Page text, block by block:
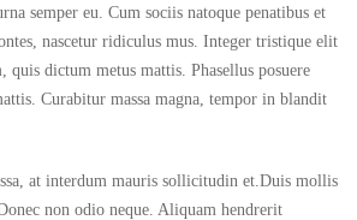
semper eu. Cum sociis natoque penatibus et
nascetur ridiculus mus. Integer tristique elit
quis dictum metus mattis. Phasellus posuere
Curabitur massa magna, tempor in blandit
at interdum mauris sollicitudin et.Duis mollis
non odio neque. Aliquam hendrerit